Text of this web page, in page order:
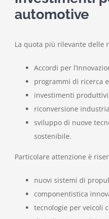
automotive
La quota più rilevante delle
Accordi per
programmi di ricerca
investimenti
riconversione
sviluppo di nuove
sostenibile.
Particolare attenzione è
nuovi sistemi di
componentistica
tecnologie per veicoli